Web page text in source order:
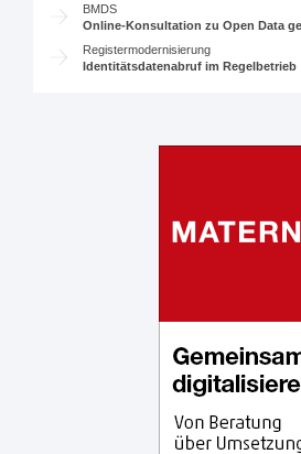
BMDS
Online-Konsultation zu Open Data
Registermodernisierung
Identitätsdatenabruf im Regelbetrieb